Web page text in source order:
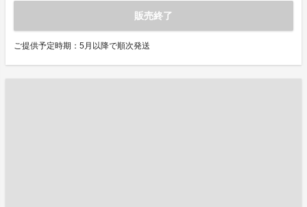
販売終了
ご提供予定時期：5月以降で順次発送